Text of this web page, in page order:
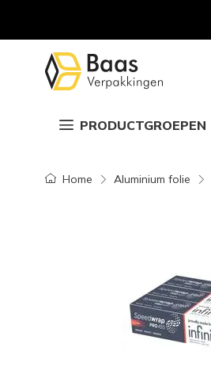
PRODUCTGROEPEN
Home Aluminium folie